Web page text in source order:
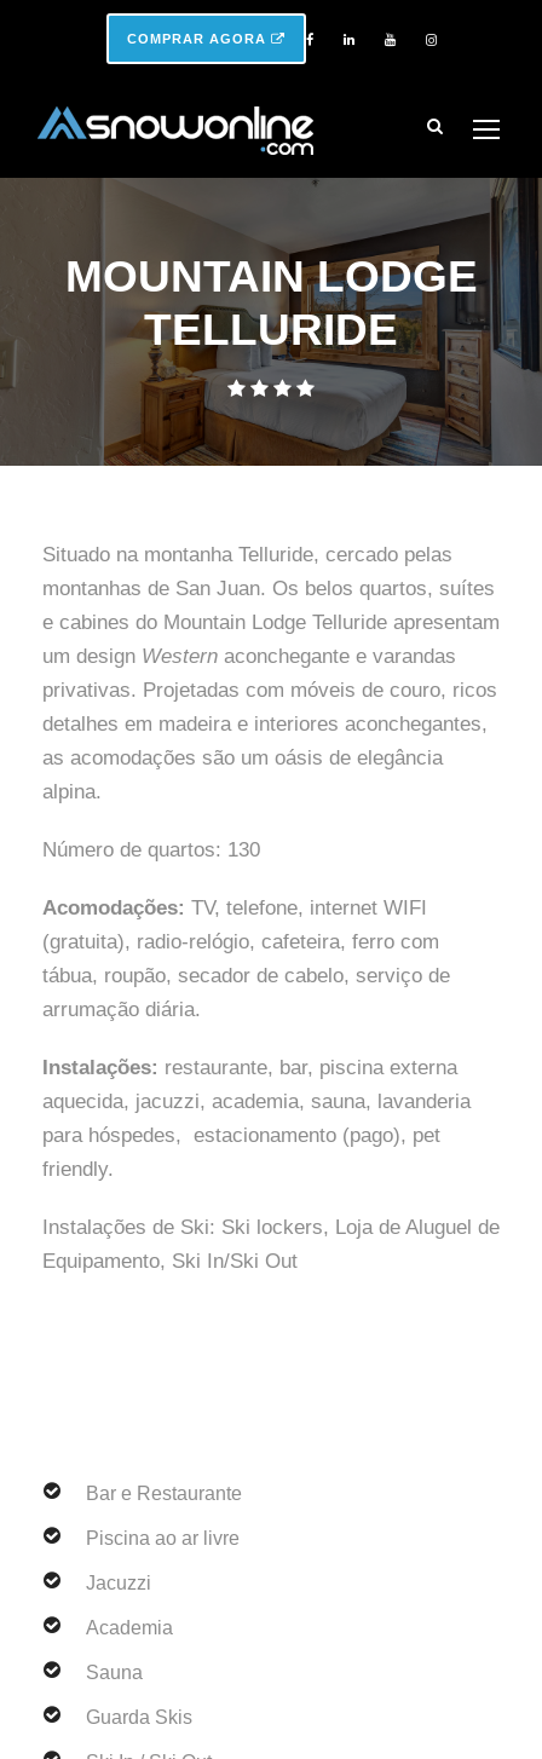
COMPRAR AGORA
MOUNTAIN LODGE
TELLURIDE
Situado na montanha Telluride, cercado pelas
montanhas de San Juan. Os belos quartos, suítes
e cabines do Mountain Lodge Telluride apresentam
um design Western aconchegante e varandas
privativas. Projetadas com móveis de couro, ricos
detalhes em madeira e interiores aconchegantes,
as acomodações são um oásis de elegância
alpina.
Número de quartos: 130
Acomodações: TV, telefone, internet WIFI
(gratuita), radio-relógio, cafeteira, ferro com
tábua, roupão, secador de cabelo, serviço de
arrumação diária.
Instalações: restaurante, bar, piscina externa
aquecida, jacuzzi, academia, sauna, lavanderia
para hóspedes, estacionamento (pago), pet
friendly.
Instalações de Ski: Ski lockers, Loja de Aluguel de
Equipamento, Ski In/Ski Out
Bar e Restaurante
Piscina ao ar livre
Jacuzzi
Academia
Sauna
Guarda Skis